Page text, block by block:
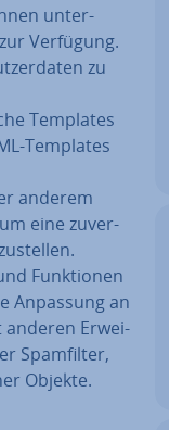
un­ter­
Verfügung.
zu
Templates
Templates
anderem
eine zu­ver­
Funk­tio­nen
Anpassung an
anderen Er­wei­
Spam­fil­ter,
Objekte.